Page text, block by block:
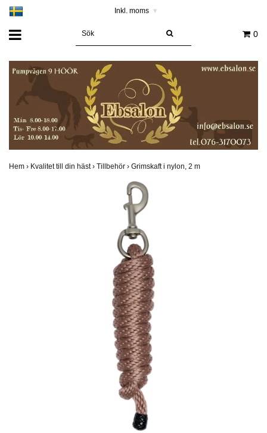
Inkl. moms ▾
0
Hem › Kvalitet till din häst› Tillbehör › Grimskaft i nylon, 2 m